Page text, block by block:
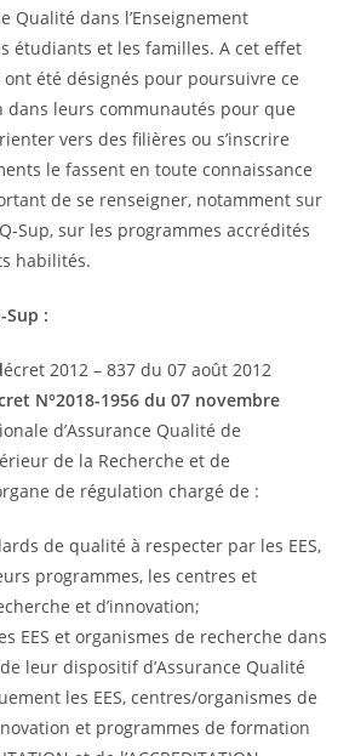
Qualité dans l’Enseignement
étudiants et les familles. A cet effet
été désignés pour poursuivre ce
dans leurs communautés pour que
vers des filières ou s’inscrire
le fassent en toute connaissance
de se renseigner, notamment sur
Sup, sur les programmes accrédités
habilités.
Sup :
écret 2012 – 837 du 07 août 2012
N°2018-1956 du 07 novembre
d’Assurance Qualité de
de la Recherche et de
de régulation chargé de :
de qualité à respecter par les EES,
programmes, les centres et
et d’innovation;
EES et organismes de recherche dans
leur dispositif d’Assurance Qualité
les EES, centres/organismes de
et programmes de formation